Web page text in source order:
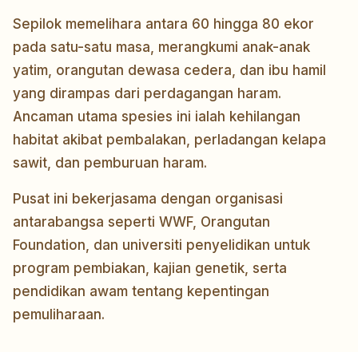
Sepilok memelihara antara 60 hingga 80 ekor
pada satu-satu masa, merangkumi anak-anak
yatim, orangutan dewasa cedera, dan ibu hamil
yang dirampas dari perdagangan haram.
Ancaman utama spesies ini ialah kehilangan
habitat akibat pembalakan, perladangan kelapa
sawit, dan pemburuan haram.
Pusat ini bekerjasama dengan organisasi
antarabangsa seperti WWF, Orangutan
Foundation, dan universiti penyelidikan untuk
program pembiakan, kajian genetik, serta
pendidikan awam tentang kepentingan
pemuliharaan.